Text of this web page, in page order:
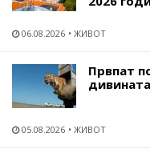
06.08.2026 ЖИВОТ
Првпат
05.08.2026 ЖИВОТ